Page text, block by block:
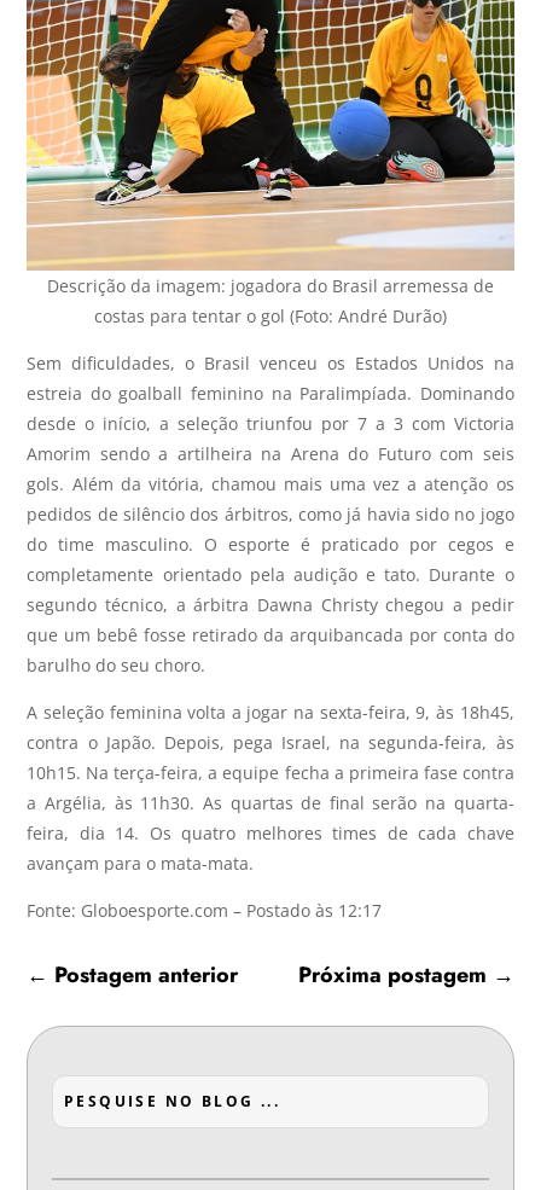
Descrição da imagem: jogadora do Brasil arremessa de
costas para tentar o gol (Foto: André Durão)
Sem dificuldades, o Brasil venceu os Estados Unidos na
estreia do goalball feminino na Paralimpíada. Dominando
desde o início, a seleção triunfou por 7 a 3 com Victoria
Amorim sendo a artilheira na Arena do Futuro com seis
gols. Além da vitória, chamou mais uma vez a atenção os
pedidos de silêncio dos árbitros, como já havia sido no jogo
do time masculino. O esporte é praticado por cegos e
completamente orientado pela audição e tato. Durante o
segundo técnico, a árbitra Dawna Christy chegou a pedir
que um bebê fosse retirado da arquibancada por conta do
barulho do seu choro.
A seleção feminina volta a jogar na sexta-feira, 9, às 18h45,
contra o Japão. Depois, pega Israel, na segunda-feira, às
10h15. Na terça-feira, a equipe fecha a primeira fase contra
a Argélia, às 11h30. As quartas de final serão na quarta-
feira, dia 14. Os quatro melhores times de cada chave
avançam para o mata-mata.
Fonte: Globoesporte.com – Postado às 12:17
← Postagem anterior Próxima postagem →